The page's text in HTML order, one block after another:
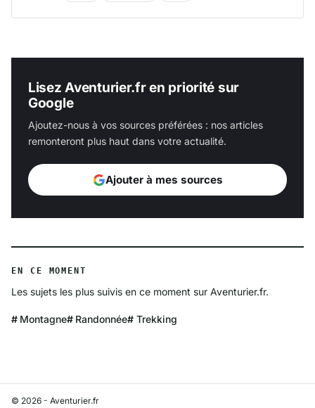
Lisez Aventurier.fr en priorité sur
Google
Ajoutez-nous à vos sources préférées : nos articles
remonteront plus haut dans votre actualité.
Ajouter à mes sources
EN CE MOMENT
Les sujets les plus suivis en ce moment sur Aventurier.fr.
Montagne Randonnée Trekking
© 2026 - Aventurier.fr